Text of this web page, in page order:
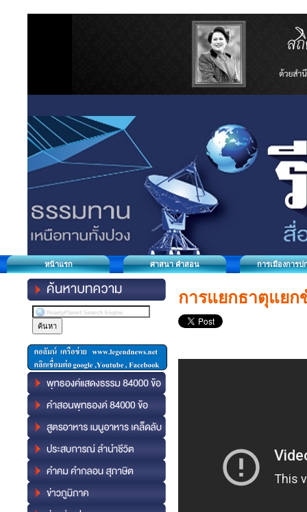
หน้าแรก ศาสนา คำสอน การเมืองการป
การแยกธาตุแยก